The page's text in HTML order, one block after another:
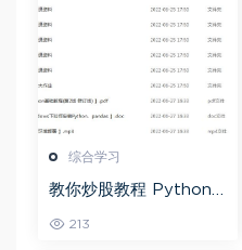
综合学习
教你炒股教程 Python
网盘资源打包下载
213